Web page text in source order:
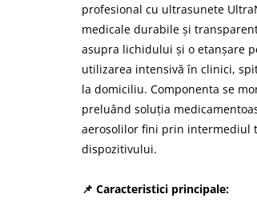
profesional cu ultrasunete
medicale durabile și
asupra lichidului și o etanșare
utilizarea intensivă în clinici,
la domiciliu. Componenta se
preluând soluția
aerosolilor fini prin intermediul
dispozitivului.
📌 Caracteristici principale: